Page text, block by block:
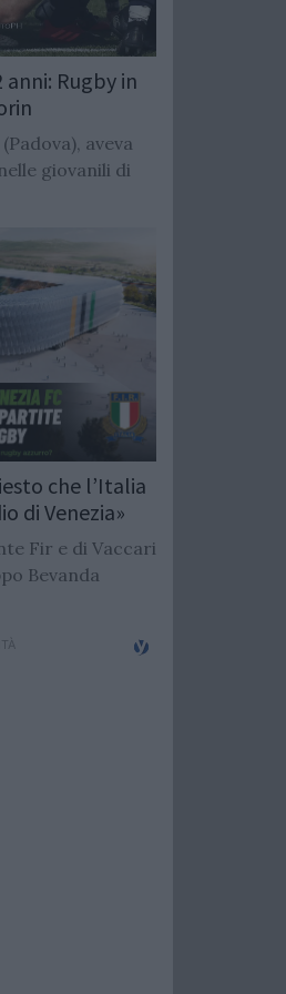
Rugby in
aveva
giovanili di
che l’Italia
di Venezia»
Fir e di Vaccari
Bevanda